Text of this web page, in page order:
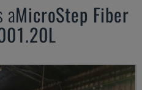
aMicroStep Fiber